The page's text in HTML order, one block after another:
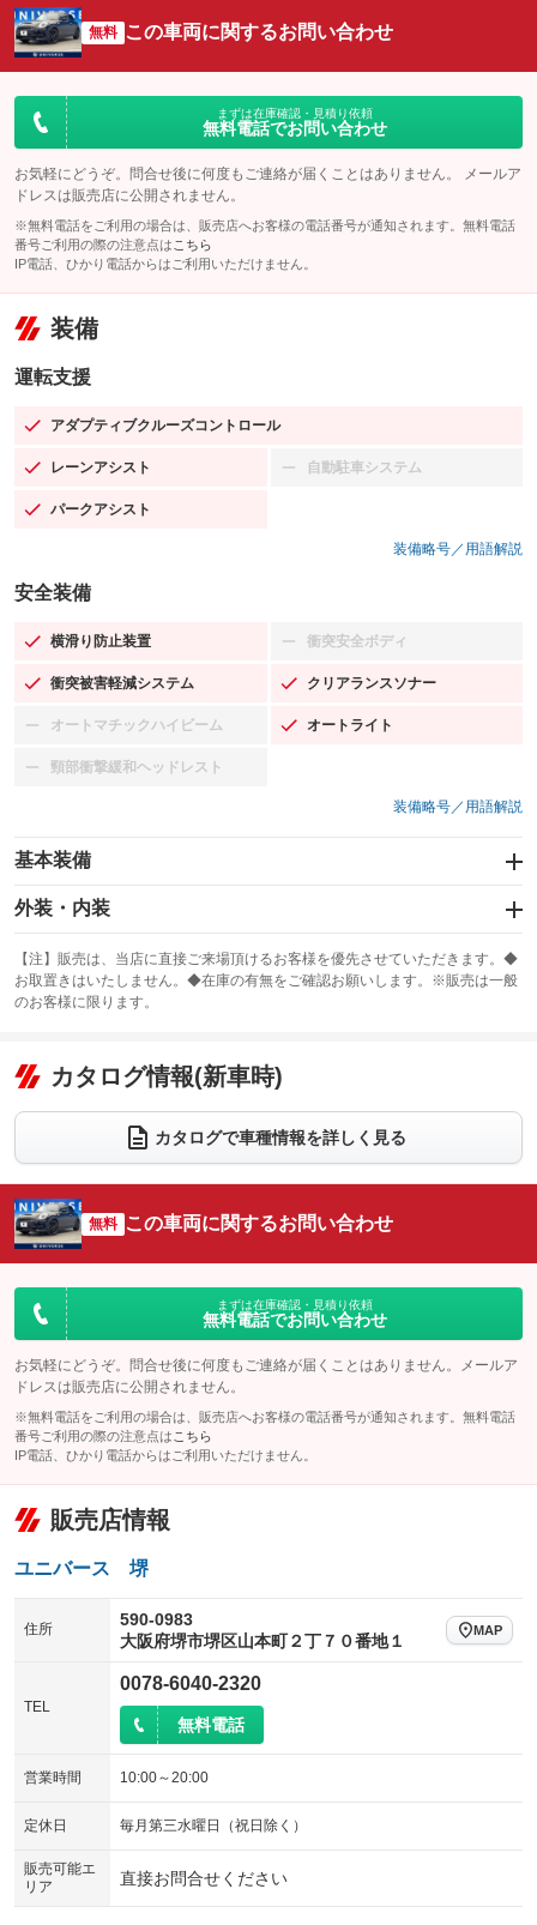
無料 この車両に関するお問い合わせ
まずは在庫確認・見積り依頼
無料電話でお問い合わせ
お気軽にどうぞ。問合せ後に何度もご連絡が届くことはありません。 メールア
ドレスは販売店に公開されません。
※無料電話をご利用の場合は、販売店へお客様の電話番号が通知されます。無料電話
番号ご利用の際の注意点は こちら
IP電話、ひかり電話からはご利用いただけません。
装備
運転支援
アダプティブクルーズコントロール
：装備あり
レーンアシスト
：装備あり 自動駐車システム
：装備なし
パークアシスト
：装備あり
装備略号／用語解説
安全装備
横滑り防止装置
：装備あり 衝突安全ボディ
：装備なし
衝突被害軽減システム
：装備あり クリアランスソナー
：装備あり
オートマチックハイビーム
：装備なし オートライト
：装備あり
頸部衝撃緩和ヘッドレスト
：装備なし
装備略号／用語解説
基本装備
エアバッグ：運転席/助手席/サイド
：装備あり
：装備なし
サンルーフ
：装備なし ABS
リフトアップ
：装備なし
ダウンヒルアシストコントロール
パワーウィンドウ
：装備あり ：装備あり
アイドリングストップ
：装備あり
USB入力端子
：装備あり Bluetooth接続
：装備なし ：装備なし
センターデフロック
：装備なし
レンタカーアップ
：装備なし 展示・試乗車
：装備なし
：装備あり
外装・内装
カーナビ：HDDナビ
：装備あり
TV
：装備なし
ビジュアル
：装備なし
革シート
：装備なし ハーフレザーシート
：装備あり
キーレス
：装備あり ：装備あり
HID(キセノンライト)
：装備なし
バックカメラ
：装備あり ETC2.0
エアロ
：装備なし スマートキー
ローダウン
：装備なし ランフラットタイヤ
：装備なし
パワーシート
：装備なし 3列シート
：装備なし
ベンチシート
：装備なし ：装備なし
：装備なし
ウォークスルー
電動リアゲート
：装備なし ：装備なし
サイドカメラ
：装備なし
エアサスペンション
【注】販売は、当店に直接ご来場頂けるお客様を優先させていただきます。◆
お取置きはいたしません。◆在庫の有無をご確認お願いします。※販売は一般
のお客様に限ります。
カタログ情報(新車時)
カタログで車種情報を詳しく見る
無料 この車両に関するお問い合わせ
まずは在庫確認・見積り依頼
無料電話でお問い合わせ
お気軽にどうぞ。問合せ後に何度もご連絡が届くことはありません。メールア
ドレスは販売店に公開されません。
※無料電話をご利用の場合は、販売店へお客様の電話番号が通知されます。無料電話
番号ご利用の際の注意点は こちら
IP電話、ひかり電話からはご利用いただけません。
販売店情報
ユニバース 堺
住所
590-0983
大阪府堺市堺区山本町２丁７０番地１
MAP
TEL
0078-6040-2320
無料電話
営業時間 10:00～20:00
定休日 毎月第三水曜日（祝日除く）
販売可能エ
リア
直接お問合せください